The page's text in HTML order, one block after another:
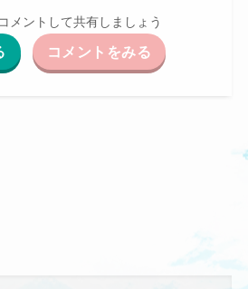
メントして共有しましょう
コメントをみる